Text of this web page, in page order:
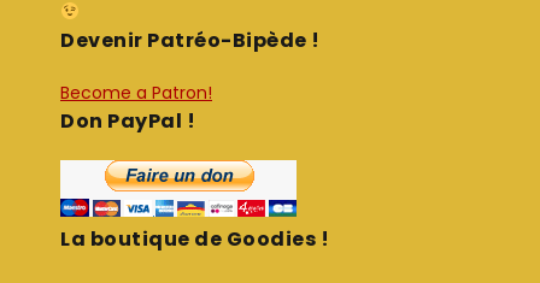
Devenir Patréo-Bipède !
Become a Patron!
Don PayPal !
La boutique de Goodies !